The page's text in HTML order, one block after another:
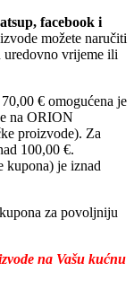
facebook i
možete naručiti
uredovno vrijeme ili
€ omogućena je
na ORION
proizvode). Za
100,00 €.
kupona) je iznad
za povoljniju
na Vašu kućnu